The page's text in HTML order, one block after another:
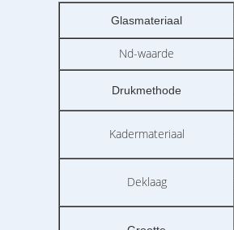
Glasmateriaal
Nd-waarde
Drukmethode
Kadermateriaal
Deklaag